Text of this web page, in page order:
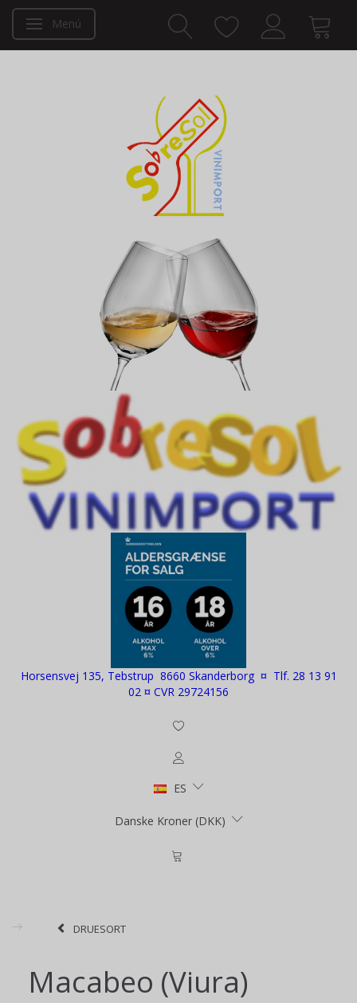
Navegación de palanca
Menú
Horsensvej 135, Tebstrup 8660 Skanderborg ¤ Tlf. 28 13 91
02 ¤ CVR 29724156
ES
Danske Kroner (DKK)
DRUESORT
Macabeo (Viura)